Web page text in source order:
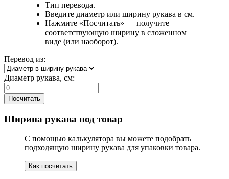
Тип перевода.
Введите диаметр или ширину рукава в см.
Нажмите «Посчитать» — получите
соответствующую ширину в сложенном
виде (или наоборот).
Перевод из:
Диаметр рукава, см:
Посчитать
Ширина рукава под товар
С помощью калькулятора вы можете подобрать
подходящую ширину рукава для упаковки товара.
Как посчитать